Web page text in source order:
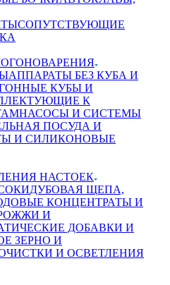
СОПУТСТВУЮЩИЕ
АППАРАТЫ БЕЗ КУБА И
КУБЫ И
К
НАСОСЫ И СИСТЕМЫ
ПОСУДА И
И СИЛИКОНОВЫЕ
НАСТОЕК
ДУБОВАЯ ЩЕПА,
КОНЦЕНТРАТЫ И
И
ДОБАВКИ И
ЗЕРНО И
И ОСВЕТЛЕНИЯ